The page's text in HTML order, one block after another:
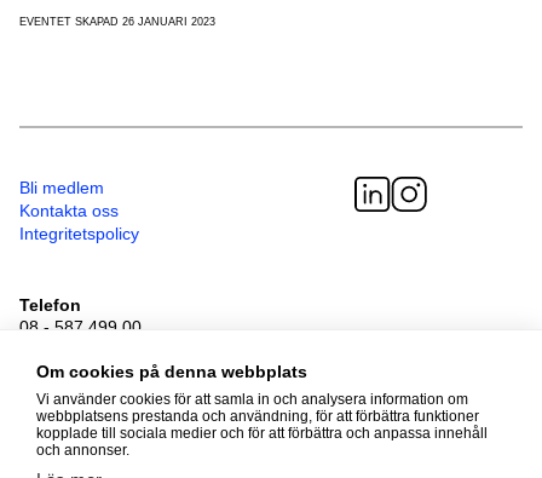
EVENTET SKAPAD 26 JANUARI 2023
Bli medlem
Kontakta oss
Integritetspolicy
Telefon
08 - 587 499 00
Sveavägen 41
111 34 Stockholm
Om cookies på denna webbplats
Vi använder cookies för att samla in och analysera information om
webbplatsens prestanda och användning, för att förbättra funktioner
kopplade till sociala medier och för att förbättra och anpassa innehåll
och annonser.